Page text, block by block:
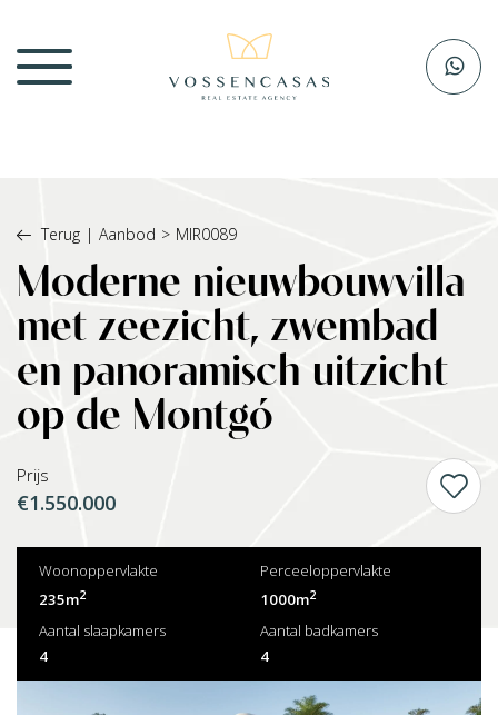
Terug | Aanbod > MIR0089
Moderne nieuwbouwvilla
met zeezicht, zwembad
en panoramisch uitzicht
op de Montgó
Prijs
€1.550.000
Woonoppervlakte
235m2
Perceeloppervlakte
1000m2
Aantal slaapkamers
4
Aantal badkamers
4